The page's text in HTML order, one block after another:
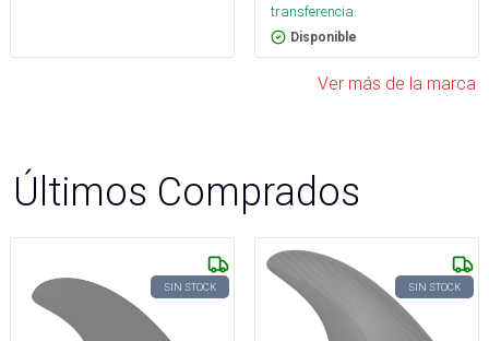
transferencia.
Disponible
Ver más de la marca
Últimos Comprados
SIN STOCK SIN STOCK